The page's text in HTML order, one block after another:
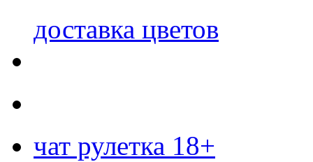
доставка цветов
чат рулетка 18+